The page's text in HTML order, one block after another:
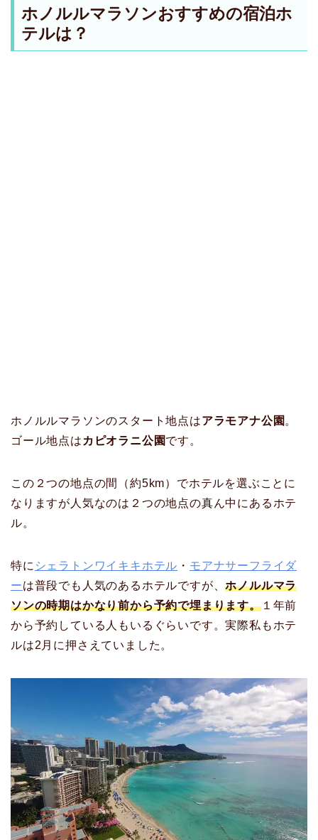
ホノルルマラソンおすすめの宿泊ホ
テルは？
ホノルルマラソンのスタート地点はアラモアナ公園 。
ゴール地点は カピオラニ公園です。
この２つの地点の間（約5km）でホテルを選ぶことに
なりますが人気なのは２つの地点の真ん中にあるホテ
ル。
特に シェラトンワイキキホテル ・ モアナサーフライダ
ーは普段でも人気のあるホテルですが、ホノルルマラ
ソンの時期はかなり前から予約で埋まります。１年前
から予約している人もいるぐらいです。実際私もホテ
ルは2月に押さえていました。